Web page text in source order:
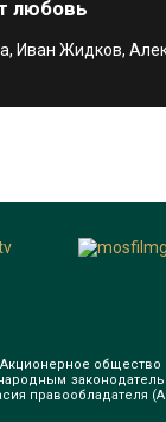
любовь
Иван Жидков,
правообладателя